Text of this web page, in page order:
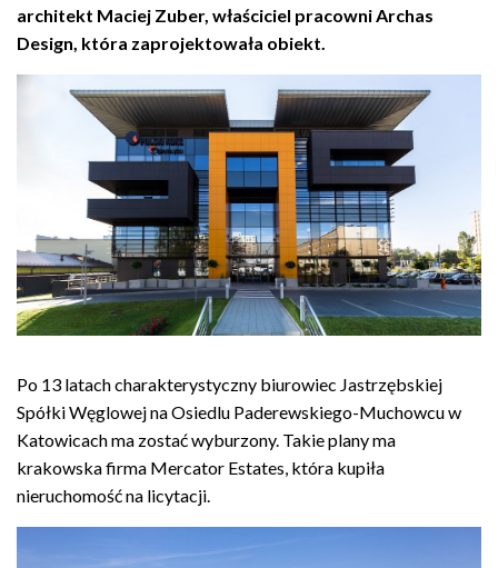
architekt Maciej Zuber, właściciel pracowni Archas
Design, która zaprojektowała obiekt.
Po 13 latach charakterystyczny biurowiec Jastrzębskiej
Spółki Węglowej na Osiedlu Paderewskiego-Muchowcu w
Katowicach ma zostać wyburzony. Takie plany ma
krakowska firma Mercator Estates, która kupiła
nieruchomość na licytacji.